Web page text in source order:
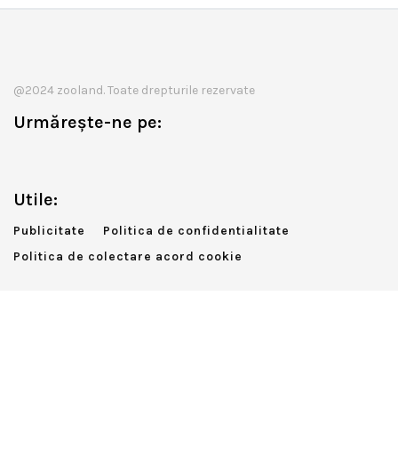
@2024 zooland. Toate drepturile rezervate
Urmărește-ne pe:
Utile:
Publicitate
Politica de confidentialitate
Politica de colectare acord cookie